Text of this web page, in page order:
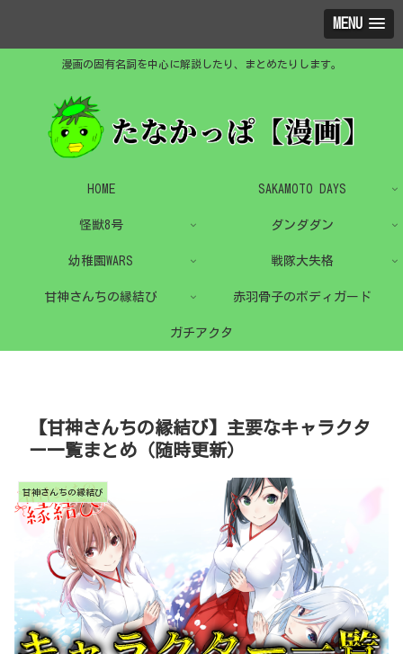
MENU
漫画の固有名詞を中心に解説したり、まとめたりします。
HOME SAKAMOTO DAYS
怪獣8号 ダンダダン
幼稚園WARS 戦隊大失格
甘神さんちの縁結び 赤羽骨子のボディガード
ガチアクタ
【甘神さんちの縁結び】主要なキャラクタ
ー一覧まとめ（随時更新）
甘神さんちの縁結び